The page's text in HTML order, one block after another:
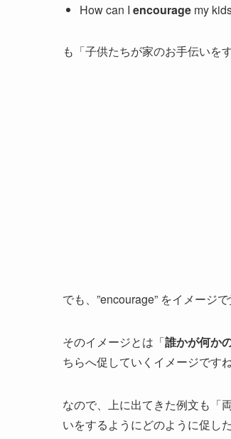
How can I encourage my
も「子供たちが家のお手伝いを
でも、”encourage” をイメージ
そのイメージとは「誰かが何か
ちらへ促していくイメージですね
なので、上に出てきた例文も「
いをするようにどのように促し